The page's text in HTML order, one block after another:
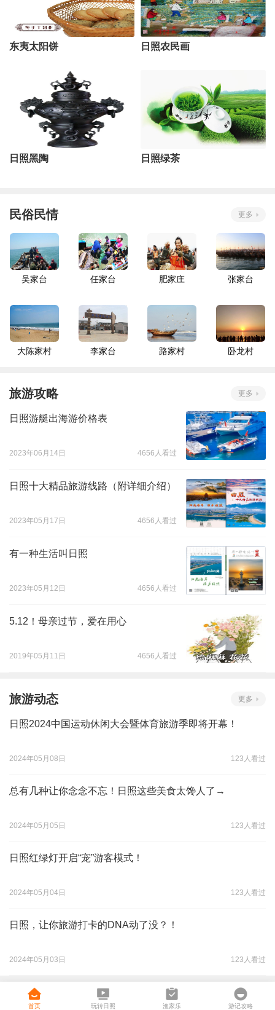
东夷太阳饼 日照农民画
日照黑陶 日照绿茶
民俗民情 更多
吴家台 任家台 肥家庄 张家台
大陈家村 李家台 路家村 卧龙村
旅游攻略 更多
日照游艇出海游价格表
2023年06月14日 4656人看过
日照十大精品旅游线路（附详细介绍）
2023年05月17日 4656人看过
有一种生活叫日照
2023年05月12日 4656人看过
5.12！母亲过节，爱在用心
2019年05月11日 4656人看过
旅游动态 更多
日照2024中国运动休闲大会暨体育旅游季即将开幕！
2024年05月08日 123人看过
总有几种让你念念不忘！日照这些美食太馋人了→
2024年05月05日 123人看过
日照红绿灯开启“宠”游客模式！
2024年05月04日 123人看过
日照，让你旅游打卡的DNA动了没？！
2024年05月03日 123人看过
首页 玩转日照 渔家乐 游记攻略